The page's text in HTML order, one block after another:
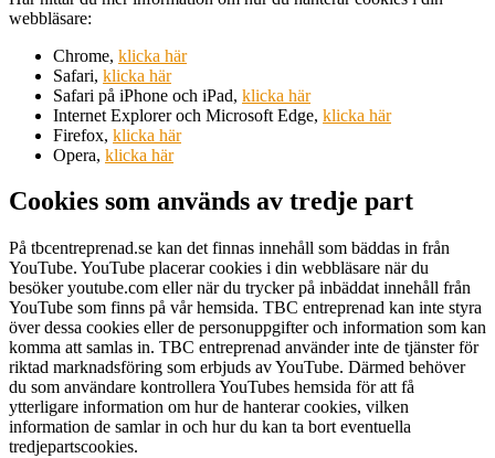
webbläsare:
Chrome, klicka här
Safari, klicka här
Safari på iPhone och iPad, klicka här
Internet Explorer och Microsoft Edge, klicka här
Firefox, klicka här
Opera, klicka här
Cookies som används av tredje part
På tbcentreprenad.se kan det finnas innehåll som bäddas in från
YouTube. YouTube placerar cookies i din webbläsare när du
besöker youtube.com eller när du trycker på inbäddat innehåll från
YouTube som finns på vår hemsida. TBC entreprenad kan inte styra
över dessa cookies eller de personuppgifter och information som kan
komma att samlas in. TBC entreprenad använder inte de tjänster för
riktad marknadsföring som erbjuds av YouTube. Därmed behöver
du som användare kontrollera YouTubes hemsida för att få
ytterligare information om hur de hanterar cookies, vilken
information de samlar in och hur du kan ta bort eventuella
tredjepartscookies.